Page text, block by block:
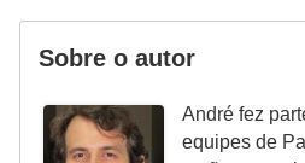
Sobre o autor
André fez
equipes de